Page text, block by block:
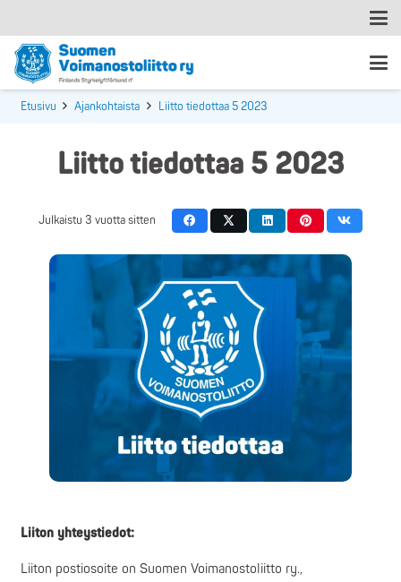
Etusivu Ajankohtaista Liitto tiedottaa 5 2023
Liitto tiedottaa 5 2023
Julkaistu 3 vuotta sitten
Liiton yhteystiedot:
Liiton postiosoite on Suomen Voimanostoliitto ry.,